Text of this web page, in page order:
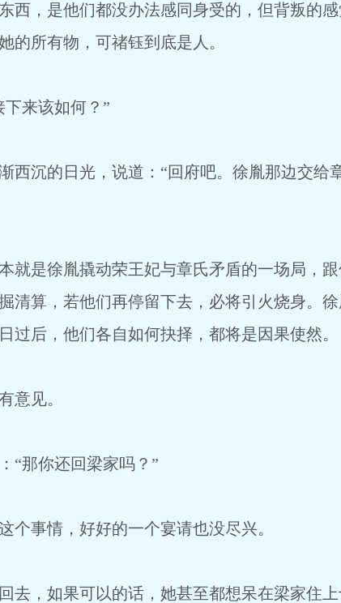
，是他们都没办法感同身受的，但背叛的感
的所有物，可禇钰到底是人。
来该如何？”
沉的日光，说道：“回府吧。徐胤那边交给
是徐胤撬动荣王妃与章氏矛盾的一场局，跟
清算，若他们再停留下去，必将引火烧身。
过后，他们各自如何抉择，都将是因果使然。
见。
那你还回梁家吗？”
事情，好好的一个宴请也没尽兴。
，如果可以的话，她甚至都想呆在梁家住上